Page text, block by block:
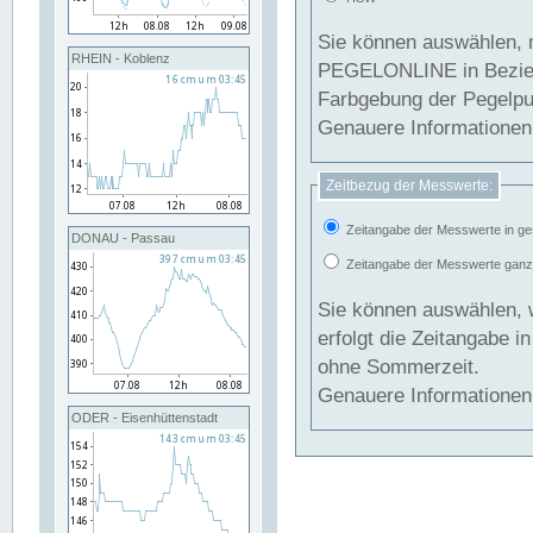
RHEIN - Koblenz
DONAU - Passau
ODER - Eisenhüttenstadt
Sie können
PEGELONLINE in Beziehung
Farbgebung der
Genauere
Zeitbezug der Messwerte:
Zeitangabe der Messwerte in
Zeitangabe der Messwerte
Sie können auswählen,
erfolgt die Zeitangabe
ohne Sommerzeit.
Genauere